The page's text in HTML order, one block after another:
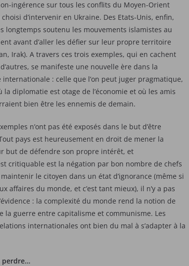
ingérence sur tous les conflits du Moyen-Orient
d’intervenir en Ukraine. Des Etats-Unis, enfin,
longtemps soutenu les mouvements islamistes au
avant d’aller les défier sur leur propre territoire
Irak). A travers ces trois exemples, qui en cachent
se manifeste une nouvelle ère dans la
internationale : celle que l’on peut juger pragmatique,
la diplomatie est otage de l’économie et où les amis
bien être les ennemis de demain.
n’ont pas été exposés dans le but d’être
pays est heureusement en droit de mener la
but de défendre son propre intérêt, et
critiquable est la négation par bon nombre de chefs
le citoyen dans un état d’ignorance (même si
affaires du monde, et c’est tant mieux), il n’y a pas
: la complexité du monde rend la notion de
la guerre entre capitalisme et communisme. Les
internationales ont bien du mal à s’adapter à la
perdre…